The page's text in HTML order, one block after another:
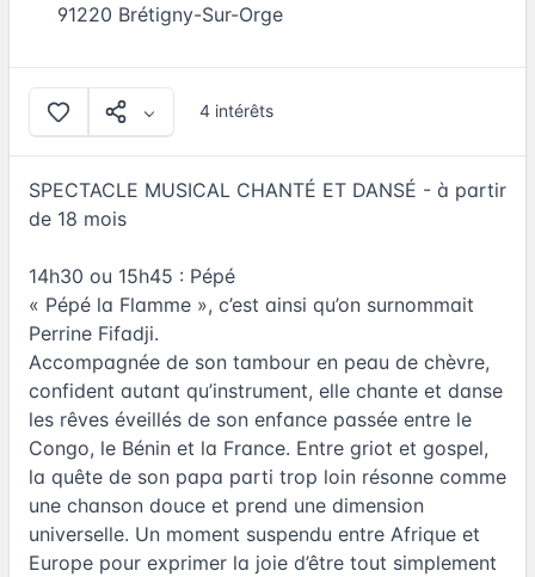
91220 Brétigny-Sur-Orge
4 intérêts
SPECTACLE MUSICAL CHANTÉ ET DANSÉ - à partir
de 18 mois
14h30 ou 15h45 : Pépé
« Pépé la Flamme », c’est ainsi qu’on surnommait
Perrine Fifadji.
Accompagnée de son tambour en peau de chèvre,
confident autant qu’instrument, elle chante et danse
les rêves éveillés de son enfance passée entre le
Congo, le Bénin et la France. Entre griot et gospel,
la quête de son papa parti trop loin résonne comme
une chanson douce et prend une dimension
universelle. Un moment suspendu entre Afrique et
Europe pour exprimer la joie d’être tout simplement